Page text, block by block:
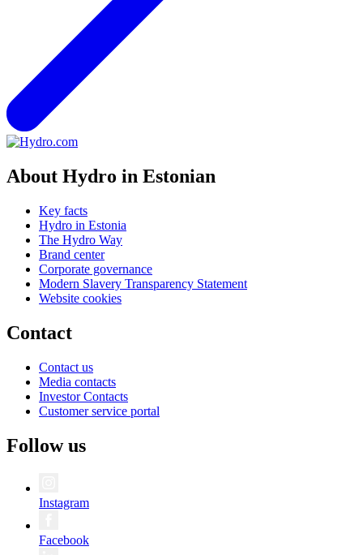
About Hydro in Estonian
Key facts
Hydro in Estonia
The Hydro Way
Brand center
Corporate governance
Modern Slavery Transparency Statement
Website cookies
Contact
Contact us
Media contacts
Investor Contacts
Customer service portal
Follow us
Instagram
Facebook